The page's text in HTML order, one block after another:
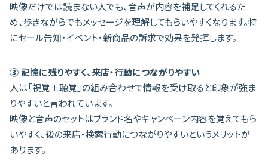
映像だけでは読まない人でも、音声が内容を補足してくれるた
め、歩きながらでもメッセージを理解してもらいやすくなります。特
にセール告知・イベント・新商品の訴求で効果を発揮します。
③ 記憶に残りやすく、来店・行動につながりやすい
人は「視覚＋聴覚」の組み合わせで情報を受け取ると印象が強ま
りやすいと言われています。
映像と音声のセットはブランド名やキャンペーン内容を覚えてもら
いやすく、後の来店・検索行動につながりやすいというメリットが
あります。